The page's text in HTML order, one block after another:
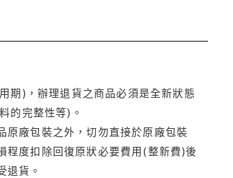
期)，辦理退貨之商品必須是全新狀態
的完整性等)。
原廠包裝之外，切勿直接於原廠包裝
程度扣除回復原狀必要費用(整新費)後
退貨。